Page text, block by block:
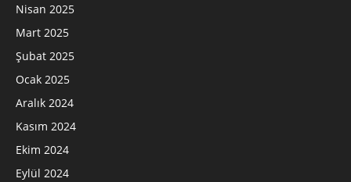
Nisan 2025
Mart 2025
Şubat 2025
Ocak 2025
Aralık 2024
Kasım 2024
Ekim 2024
Eylül 2024